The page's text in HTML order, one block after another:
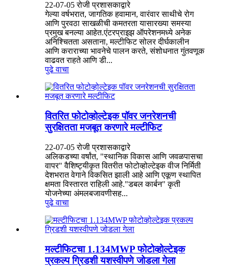
22-07-05 रोजी प्रशासकाद्वारे
गेल्या वर्षभरात, जागतिक हवामान, वारंवार साथीचे रोग
आणि पुरवठा साखळीची कमतरता यासारख्या समस्या
प्रमुख बनल्या आहेत.एंटरप्राइझ ऑपरेशनमध्ये अनेक
अनिश्चितता असताना, मल्टीफिट सोलर दीर्घकालीन
आणि कराराच्या भावनेचे पालन करते, संशोधनात गुंतवणूक
वाढवत राहते आणि डी...
पुढे वाचा
वितरित फोटोव्होल्टेइक पॉवर जनरेशनची
सुरक्षितता मजबूत करणारे मल्टीफिट
22-07-05 रोजी प्रशासकाद्वारे
अलिकडच्या वर्षांत, "स्थानिक विकास आणि जवळपासचा
वापर" वैशिष्ट्यीकृत वितरीत फोटोव्होल्टेइक वीज निर्मिती
देशभरात वेगाने विकसित झाली आहे आणि एकूण स्थापित
क्षमता विस्तारत राहिली आहे."डबल कार्बन" कृती
योजनेच्या अंमलबजावणीसह...
पुढे वाचा
मल्टीफिटचा 1.134MWP फोटोव्होल्टेइक
प्रकल्प ग्रिडशी यशस्वीपणे जोडला गेला